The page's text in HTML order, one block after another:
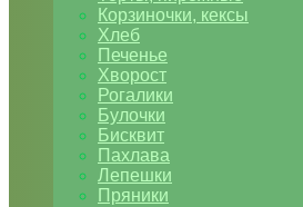
Корзиночки, кексы
Хлеб
Печенье
Хворост
Рогалики
Булочки
Бисквит
Пахлава
Лепешки
Пряники